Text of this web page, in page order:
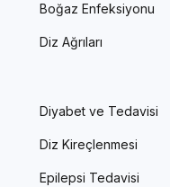
Boğaz Enfeksiyonu
Diz Ağrıları
Diyabet ve Tedavisi
Diz Kireçlenmesi
Epilepsi Tedavisi